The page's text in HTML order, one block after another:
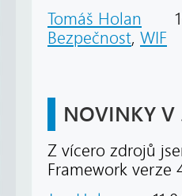
Tomáš Holan
Bezpečnost, WIF
NOVINKY V
Z vícero zdrojů
Framework verze